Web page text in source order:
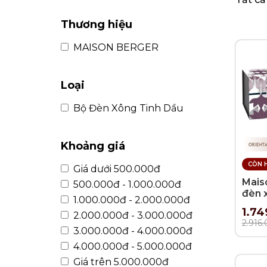
Thương hiệu
MAISON BERGER
Loại
Bộ Đèn Xông Tinh Dầu
Khoảng giá
Giá dưới 500.000đ
500.000đ - 1.000.000đ
1.000.000đ - 2.000.000đ
2.000.000đ - 3.000.000đ
3.000.000đ - 4.000.000đ
4.000.000đ - 5.000.000đ
Giá trên 5.000.000đ
CÒN
đèn
Purple - 2